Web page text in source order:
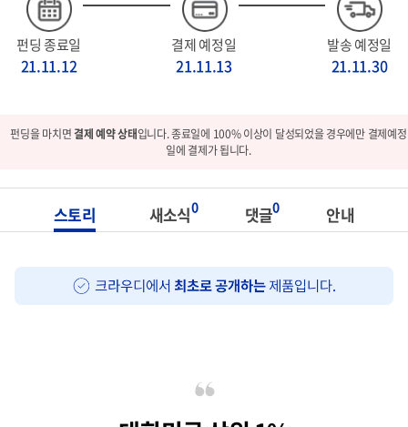
펀딩 종료일
21.11.12
결제 예정일
21.11.13
발송 예정일
21.11.30
펀딩을 마치면결제 예약 상태입니다. 종료일에 100% 이상이 달성되었을 경우에만 결제예정
일에 결제가 됩니다.
스토리 새소식0 댓글0 안내